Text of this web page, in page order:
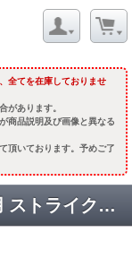
全てを在庫しておりませ
があります。
商品説明及び画像と異なる
頂いております。予めご了
MAGPUL UBRタイプストック用 ストライクプレート/丸型 [KW-ST-029BK] /ブラック [取寄]